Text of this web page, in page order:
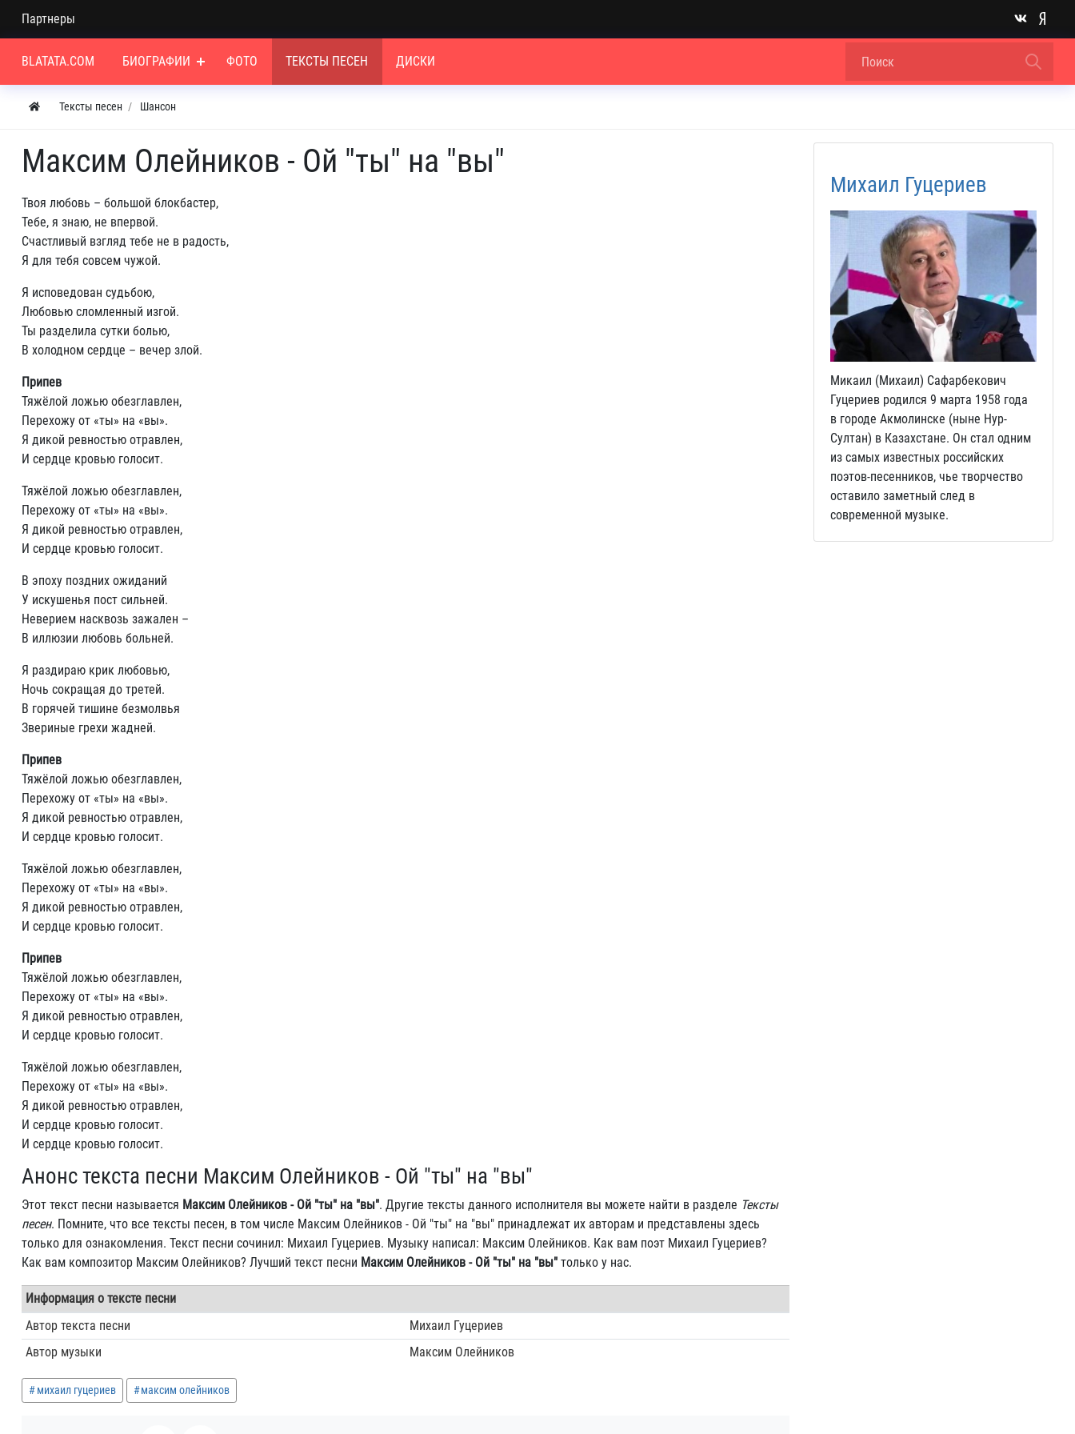
Партнеры
BLATATA.COM БИОГРАФИИ ФОТО ТЕКСТЫ ПЕСЕН ДИСКИ
Тексты песен Шансон
Максим Олейников - Ой "ты" на "вы"
Твоя любовь – большой блокбастер,
Тебе, я знаю, не впервой.
Счастливый взгляд тебе не в радость,
Я для тебя совсем чужой.
Я исповедован судьбою,
Любовью сломленный изгой.
Ты разделила сутки болью,
В холодном сердце – вечер злой.
Припев
Тяжёлой ложью обезглавлен,
Перехожу от «ты» на «вы».
Я дикой ревностью отравлен,
И сердце кровью голосит.
Тяжёлой ложью обезглавлен,
Перехожу от «ты» на «вы».
Я дикой ревностью отравлен,
И сердце кровью голосит.
В эпоху поздних ожиданий
У искушенья пост сильней.
Неверием насквозь зажален –
В иллюзии любовь больней.
Я раздираю крик любовью,
Ночь сокращая до третей.
В горячей тишине безмолвья
Звериные грехи жадней.
Припев
Тяжёлой ложью обезглавлен,
Перехожу от «ты» на «вы».
Я дикой ревностью отравлен,
И сердце кровью голосит.
Тяжёлой ложью обезглавлен,
Перехожу от «ты» на «вы».
Я дикой ревностью отравлен,
И сердце кровью голосит.
Припев
Тяжёлой ложью обезглавлен,
Перехожу от «ты» на «вы».
Я дикой ревностью отравлен,
И сердце кровью голосит.
Тяжёлой ложью обезглавлен,
Перехожу от «ты» на «вы».
Я дикой ревностью отравлен,
И сердце кровью голосит.
И сердце кровью голосит.
Анонс текста песни Максим Олейников - Ой "ты" на "вы"
Этот текст песни называется Максим Олейников - Ой "ты" на "вы". Другие тексты данного исполнителя вы можете найти в разделе Тексты
песен. Помните, что все тексты песен, в том числе Максим Олейников - Ой "ты" на "вы" принадлежат их авторам и представлены здесь
только для ознакомления. Текст песни сочинил: Михаил Гуцериев. Музыку написал: Максим Олейников. Как вам поэт Михаил Гуцериев?
Как вам композитор Максим Олейников? Лучший текст песни Максим Олейников - Ой "ты" на "вы" только у нас.
Информация о тексте песни
Автор текста песни
Михаил Гуцериев
Автор музыки
Максим Олейников
михаил гуцериев максим олейников
Михаил Гуцериев
Микаил (Михаил) Сафарбекович
Гуцериев родился 9 марта 1958 года
в городе Акмолинске (ныне Нур-
Султан) в Казахстане. Он стал одним
из самых известных российских
поэтов-песенников, чье творчество
оставило заметный след в
современной музыке.